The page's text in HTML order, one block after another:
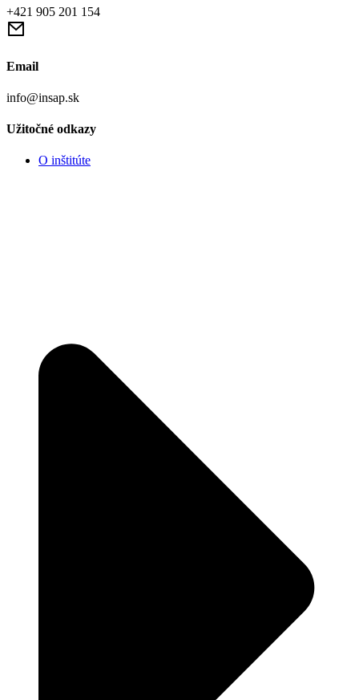
+421 905 201 154
Email
info@insap.sk
Užitočné odkazy
O inštitúte